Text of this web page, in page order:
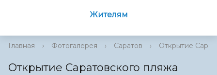
Жителям
Главная › Фотогалерея › Саратов › Открытие
Открытие Саратовского пляжа